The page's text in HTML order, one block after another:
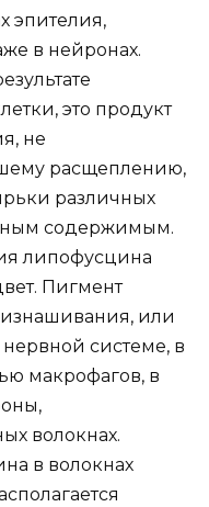
эпителия,
в нейронах.
это продукт
не
расщеплению,
различных
содержимым.
липофусцина
Пигмент
или
нервной системе, в
макрофагов, в
волокнах.
в волокнах